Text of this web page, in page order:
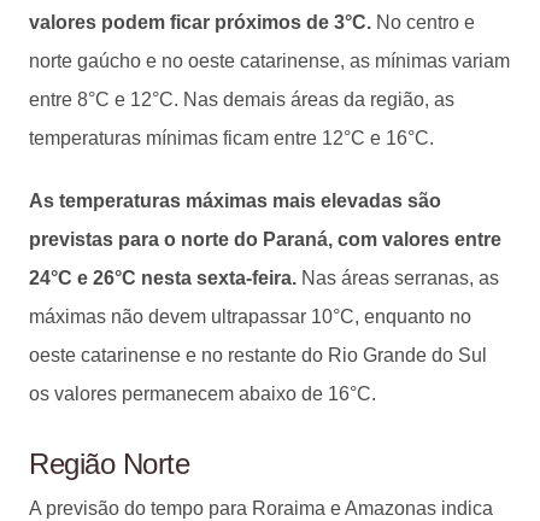
valores podem ficar próximos de 3°C. No centro e
norte gaúcho e no oeste catarinense, as mínimas variam
entre 8°C e 12°C. Nas demais áreas da região, as
temperaturas mínimas ficam entre 12°C e 16°C.
As temperaturas máximas mais elevadas são
previstas para o norte do Paraná, com valores entre
24°C e 26°C nesta sexta-feira. Nas áreas serranas, as
máximas não devem ultrapassar 10°C, enquanto no
oeste catarinense e no restante do Rio Grande do Sul
os valores permanecem abaixo de 16°C.
Região Norte
A previsão do tempo para Roraima e Amazonas indica